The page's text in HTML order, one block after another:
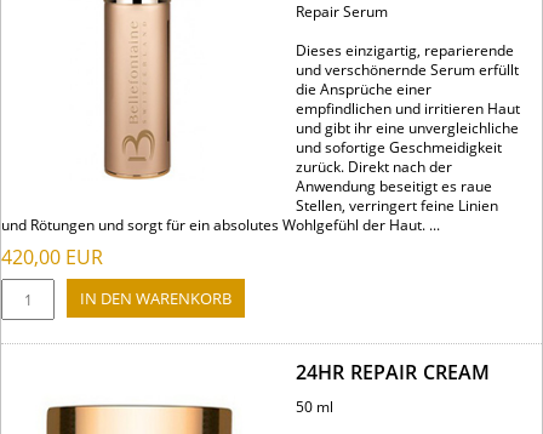
Repair Serum
Dieses einzigartig, reparierende
und verschönernde Serum erfüllt
die Ansprüche einer
empfindlichen und irritieren Haut
und gibt ihr eine unvergleichliche
und sofortige Geschmeidigkeit
zurück. Direkt nach der
Anwendung beseitigt es raue
Stellen, verringert feine Linien
und Rötungen und sorgt für ein absolutes Wohlgefühl der Haut. ...
420,00 EUR
24HR REPAIR CREAM
50 ml